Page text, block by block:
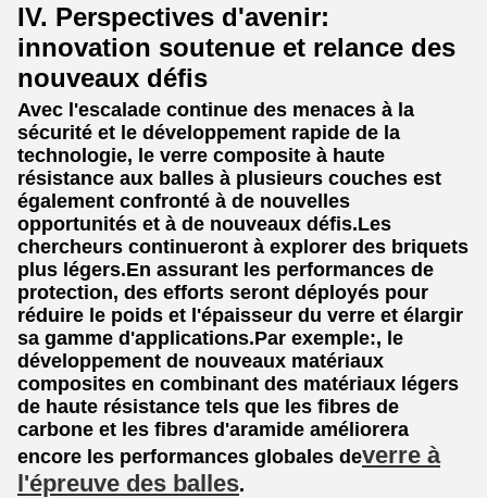
IV. Perspectives d'avenir:
innovation soutenue et relance des
nouveaux défis
Avec l'escalade continue des menaces à la
sécurité et le développement rapide de la
technologie, le verre composite à haute
résistance aux balles à plusieurs couches est
également confronté à de nouvelles
opportunités et à de nouveaux défis.Les
chercheurs continueront à explorer des briquets
plus légers.En assurant les performances de
protection, des efforts seront déployés pour
réduire le poids et l'épaisseur du verre et élargir
sa gamme d'applications.Par exemple:, le
développement de nouveaux matériaux
composites en combinant des matériaux légers
de haute résistance tels que les fibres de
carbone et les fibres d'aramide améliorera
encore les performances globales deverre à
l'épreuve des balles.